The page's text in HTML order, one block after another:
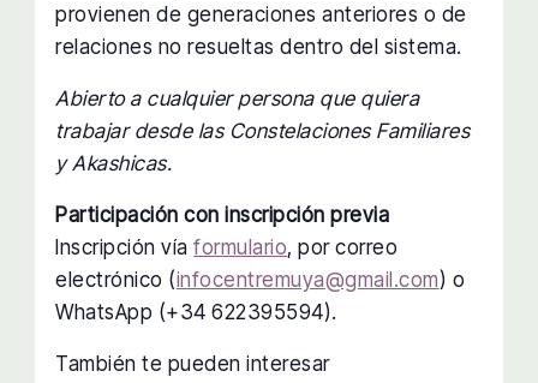
provienen de generaciones anteriores o de
relaciones no resueltas dentro del sistema.
Abierto a cualquier persona que quiera
trabajar desde las Constelaciones Familiares
y Akashicas.
Participación con inscripción previa
Inscripción víaformulario, por correo
electrónico (infocentremuya@gmail.com) o
WhatsApp (+34 622395594).
También te pueden interesar